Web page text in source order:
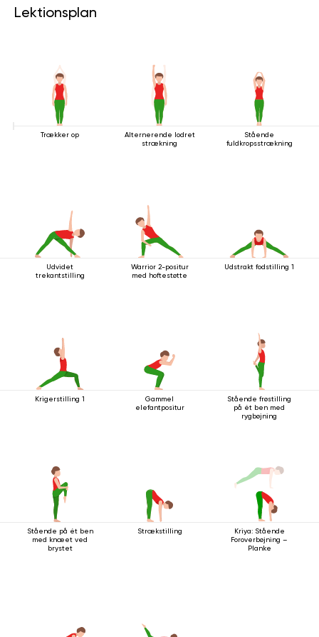
Lektionsplan
Trækker op
Alternerende lodret
strækning
Stående
fuldkropsstrækning
Udvidet
trekantstilling
Warrior 2-positur
med hoftestøtte
Udstrakt fodstilling 1
Krigerstilling 1
Gammel
elefantpositur
Stående frøstilling
på ét ben med
rygbøjning
Stående på ét ben
med knæet ved
brystet
Strækstilling
Kriya: Stående
Foroverbøjning –
Planke